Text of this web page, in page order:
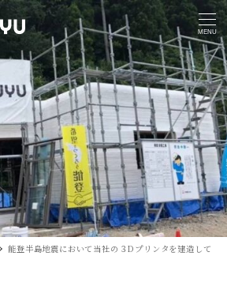
MENU
能登半島地震において当社の３Dプリンタを建造して